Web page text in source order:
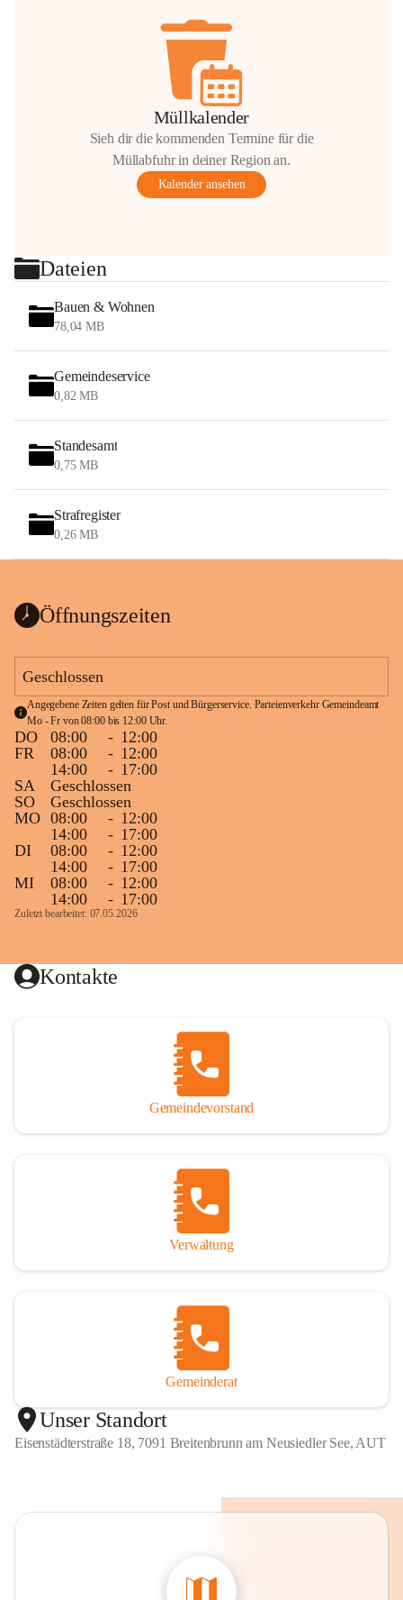
Müllkalender
Sieh dir die kommenden Termine für die
Müllabfuhr in deiner Region an.
Kalender ansehen
Dateien
Bauen & Wohnen
78,04 MB
Gemeindeservice
0,82 MB
Standesamt
0,75 MB
Strafregister
0,26 MB
Öffnungszeiten
Geschlossen
Angegebene Zeiten gelten für Post und Bürgerservice. Parteienverkehr Gemeindeamt
Mo - Fr von 08:00 bis 12:00 Uhr.
DO 08:00 - 12:00
FR
08:00 - 12:00
14:00
- 17:00
SA
Geschlossen
SO
Geschlossen
MO 08:00 - 12:00
14:00
- 17:00
DI
08:00 - 12:00
14:00
- 17:00
MI
08:00 - 12:00
14:00
- 17:00
Zuletzt bearbeitet: 07.05.2026
Kontakte
Gemeindevorstand
Verwaltung
Gemeinderat
Unser Standort
Eisenstädterstraße 18, 7091 Breitenbrunn am Neusiedler See, AUT